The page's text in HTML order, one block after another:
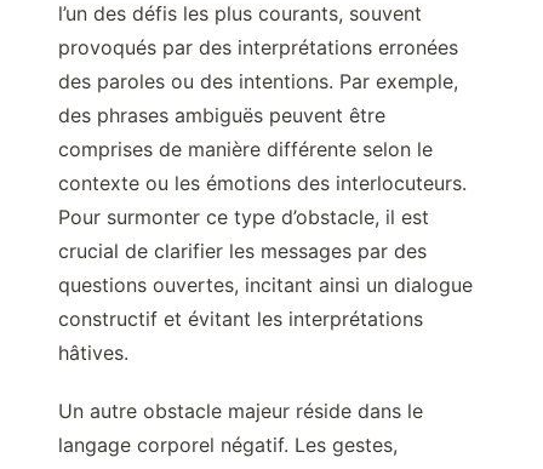
l’un des défis les plus courants, souvent
provoqués par des interprétations erronées
des paroles ou des intentions. Par exemple,
des phrases ambiguës peuvent être
comprises de manière différente selon le
contexte ou les émotions des interlocuteurs.
Pour surmonter ce type d’obstacle, il est
crucial de clarifier les messages par des
questions ouvertes, incitant ainsi un dialogue
constructif et évitant les interprétations
hâtives.
Un autre obstacle majeur réside dans le
langage corporel négatif. Les gestes,